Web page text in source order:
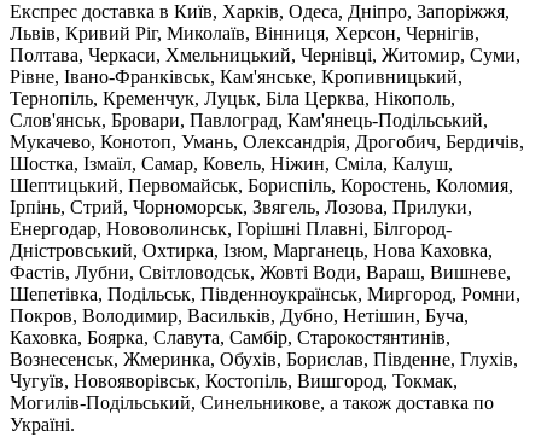
Експрес доставка в Київ, Харків, Одеса, Дніпро, Запоріжжя,
Львів, Кривий Ріг, Миколаїв, Вінниця, Херсон, Чернігів,
Полтава, Черкаси, Хмельницький, Чернівці, Житомир, Суми,
Рівне, Івано-Франківськ, Кам'янське, Кропивницький,
Тернопіль, Кременчук, Луцьк, Біла Церква, Нікополь,
Слов'янськ, Бровари, Павлоград, Кам'янець-Подільський,
Мукачево, Конотоп, Умань, Олександрія, Дрогобич, Бердичів,
Шостка, Ізмаїл, Самар, Ковель, Ніжин, Сміла, Калуш,
Шептицький, Первомайськ, Бориспіль, Коростень, Коломия,
Ірпінь, Стрий, Чорноморськ, Звягель, Лозова, Прилуки,
Енергодар, Нововолинськ, Горішні Плавні, Білгород-
Дністровський, Охтирка, Ізюм, Марганець, Нова Каховка,
Фастів, Лубни, Світловодськ, Жовті Води, Вараш, Вишневе,
Шепетівка, Подільськ, Південноукраїнськ, Миргород, Ромни,
Покров, Володимир, Васильків, Дубно, Нетішин, Буча,
Каховка, Боярка, Славута, Самбір, Старокостянтинів,
Вознесенськ, Жмеринка, Обухів, Борислав, Південне, Глухів,
Чугуїв, Новояворівськ, Костопіль, Вишгород, Токмак,
Могилів-Подільський, Синельникове, а також доставка по
Україні.